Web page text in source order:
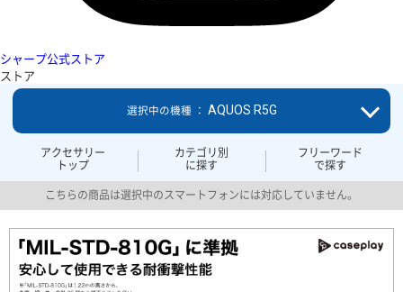
シャープ公式ストア
ストア
アクセサリー
トップ
カテゴリ別
に探す
フリーワード
で探す
選択中の機種 ： AQUOS R5G
こちらの商品は選択中のスマートフォンには対応していません。